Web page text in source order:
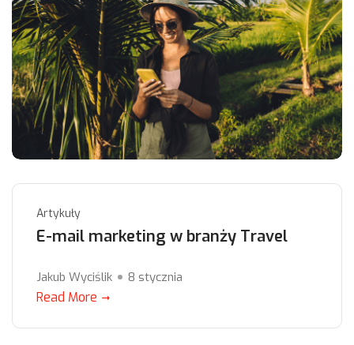
Artykuły
E-mail marketing w branży Travel
Jakub Wyciślik 8 stycznia
Read More